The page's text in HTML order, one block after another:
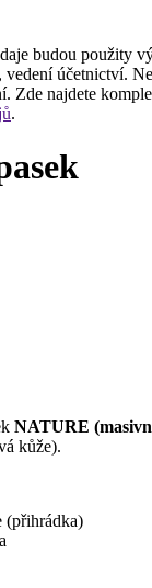
budou použity
účetnictví.
Zde najdete
.
NATURE
kůže).
(přihrádka)